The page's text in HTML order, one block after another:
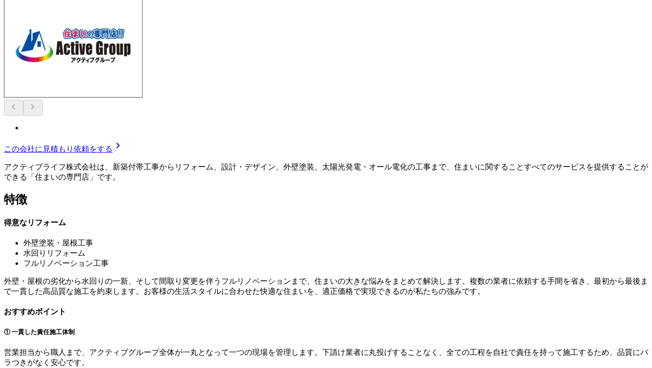
chevron_left chevron_right
この会社に見積もり依頼をする chevron_right
アクティブライフ株式会社は、新築付帯工事からリフォーム、設計・デザイン、外壁塗装、太陽光発電・オール電化の工事まで、住まいに関することすべてのサービスを提供することが
できる「住まいの専門店」です。
特徴
得意なリフォーム
外壁塗装・屋根工事
水回りリフォーム
フルリノベーション工事
外壁・屋根の劣化から水回りの一新、そして間取り変更を伴うフルリノベーションまで、住まいの大きな悩みをまとめて解決します。複数の業者に依頼する手間を省き、最初から最後ま
で一貫した高品質な施工を約束します。お客様の生活スタイルに合わせた快適な住まいを、適正価格で実現できるのが私たちの強みです。
おすすめポイント
① 一貫した責任施工体制
営業担当から職人まで、アクティブグループ全体が一丸となって一つの現場を管理します。下請け業者に丸投げすることなく、全ての工程を自社で責任を持って施工するため、品質にバ
ラつきがなく安心です。